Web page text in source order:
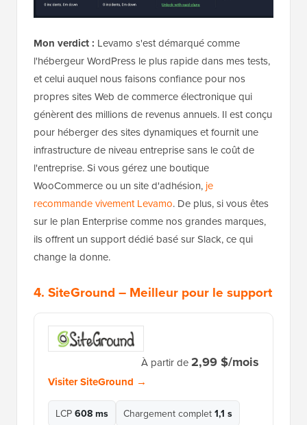
Mon verdict : Levamo s'est démarqué comme
l'hébergeur WordPress le plus rapide dans mes tests,
et celui auquel nous faisons confiance pour nos
propres sites Web de commerce électronique qui
génèrent des millions de revenus annuels. Il est conçu
pour héberger des sites dynamiques et fournit une
infrastructure de niveau entreprise sans le coût de
l'entreprise. Si vous gérez une boutique
WooCommerce ou un site d'adhésion, je
recommande vivement Levamo. De plus, si vous êtes
sur le plan Enterprise comme nos grandes marques,
ils offrent un support dédié basé sur Slack, ce qui
change la donne.
4. SiteGround – Meilleur pour le support
À partir de2,99 $/mois
Visiter SiteGround →
LCP 608 ms Chargement complet 1,1 s